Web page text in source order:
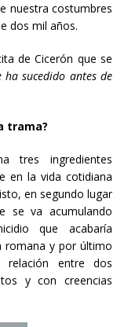
nuestra costumbres
dos mil años.
de Cicerón que se
sucedido antes de
trama?
tres ingredientes
en la vida cotidiana
en segundo lugar
se va acumulando
que acabaría
romana y por último
relación entre dos
y con creencias